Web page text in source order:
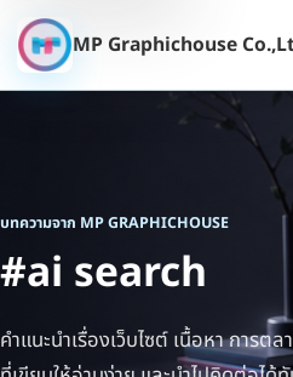
MP Graphichouse
บทความจาก MP GRAPHICHOUSE
#ai search
คำแนะนำเรื่องเว็บไซต์ เนื้อหา การต